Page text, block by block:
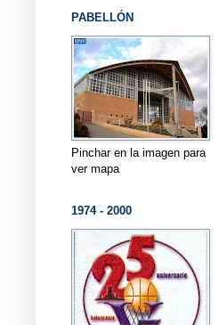
PABELLÓN
Pinchar en la imagen para
ver mapa
1974 - 2000